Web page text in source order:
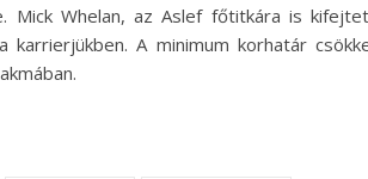
Mick Whelan, az Aslef főtitkára is
A minimum korhatár